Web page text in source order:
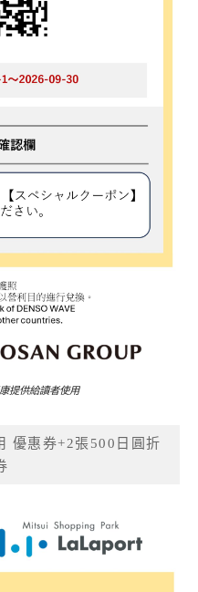
提供給讀者使用
優惠券+2張500日圓折